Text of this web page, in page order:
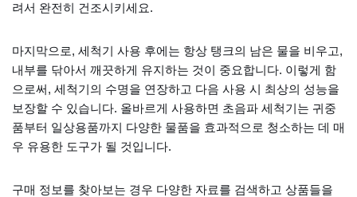
려서 완전히 건조시키세요.
마지막으로, 세척기 사용 후에는 항상 탱크의 남은 물을 비우고,
내부를 닦아서 깨끗하게 유지하는 것이 중요합니다. 이렇게 함
으로써, 세척기의 수명을 연장하고 다음 사용 시 최상의 성능을
보장할 수 있습니다. 올바르게 사용하면 초음파 세척기는 귀중
품부터 일상용품까지 다양한 물품을 효과적으로 청소하는 데 매
우 유용한 도구가 될 것입니다.
구매 정보를 찾아보는 경우 다양한 자료를 검색하고 상품들을